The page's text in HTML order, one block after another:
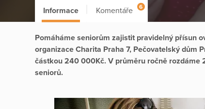
Informace Komentáře 6
Pomáháme seniorům zajistit pravidelný přísun
organizace Charita Praha 7, Pečovatelský dům
částkou 240 000Kč. V průměru ročně
seniorů.